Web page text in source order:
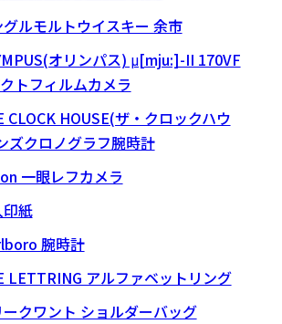
グルモルトウイスキー 余市
オリンパス) μ[mju:]-II 170VF
トフィルムカメラ
CLOCK HOUSE(ザ・クロックハウ
ズクロノグラフ腕時計
一眼レフカメラ
紙
腕時計
LETTRING アルファベットリング
ークワント ショルダーバッグ